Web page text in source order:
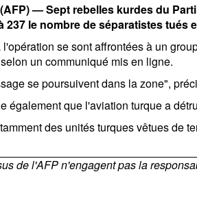
— Sept rebelles kurdes du
237 le nombre de séparatistes
se sont affrontées à un
un communiqué mis en ligne.
se poursuivent dans la zone",
également que l'aviation turque a
des unités turques vêtues de
de l'AFP n'engagent pas la